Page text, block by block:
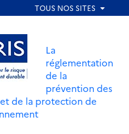
au menu
La
réglementation
de la
prévention des
de la protection de